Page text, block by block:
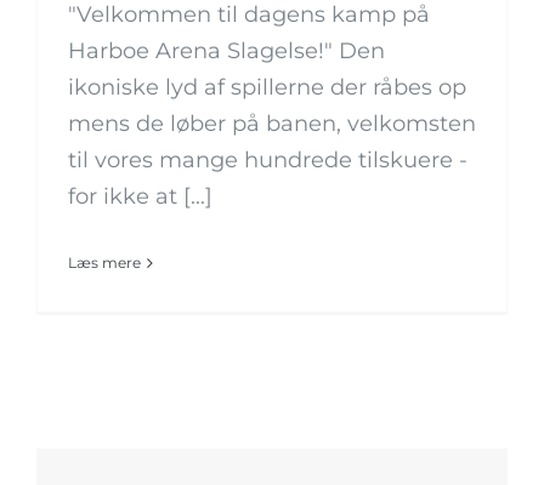
"Velkommen til dagens kamp på
Harboe Arena Slagelse!" Den
ikoniske lyd af spillerne der råbes op
mens de løber på banen, velkomsten
til vores mange hundrede tilskuere -
for ikke at [...]
Læs mere